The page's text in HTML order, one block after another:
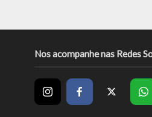
Nos acompanhe nas Redes